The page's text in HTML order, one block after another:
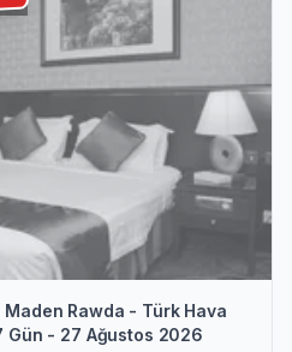
Rawda - Türk Hava
Gün - 27 Ağustos 2026